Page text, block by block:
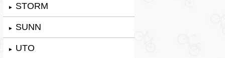
► STORM
► SUNN
► UTO